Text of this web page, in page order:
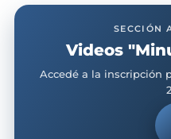
SECCIÓN
Videos
Accedé a la inscripción